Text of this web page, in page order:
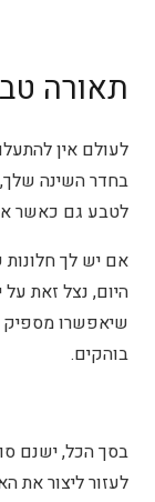
תאורה
לעולם אין
בחדר השינה שלך,
לטבע גם כאשר
אם יש לך
היום, נצל זאת על
שיאפשרו מספיק
בוהקים.
בסך הכל, ישנם
לעזור ליצור את